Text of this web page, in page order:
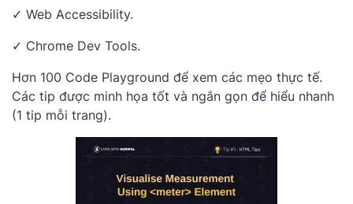
✓ Web Accessibility.
✓ Chrome Dev Tools.
Hơn 100 Code Playground để xem các mẹo thực tế.
Các tip được minh họa tốt và ngắn gọn để hiểu nhanh
(1 tip mỗi trang).